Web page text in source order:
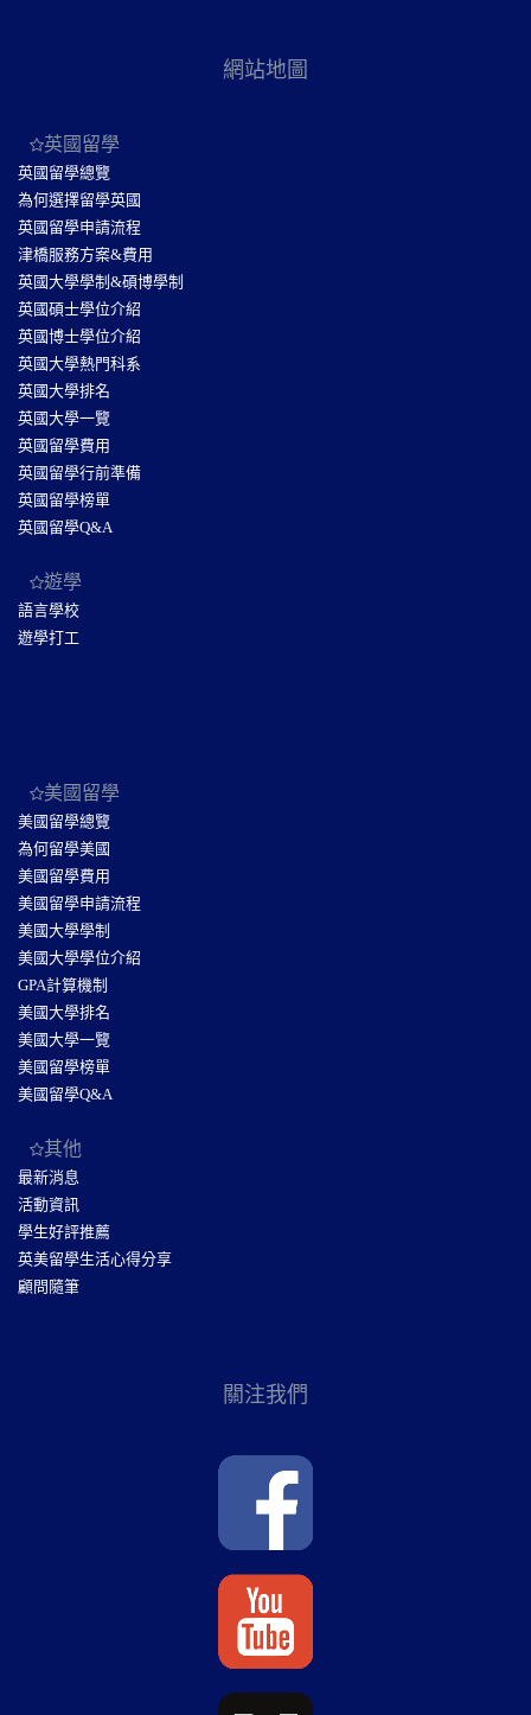
網站地圖
英國留學
英國留學總覽
為何選擇留學英國
英國留學申請流程
津橋服務方案&費用
英國大學學制&碩博學制
英國碩士學位介紹
英國博士學位介紹
英國大學熱門科系
英國大學排名
英國大學一覽
英國留學費用
英國留學行前準備
英國留學榜單
英國留學Q&A
遊學
語言學校
遊學打工
美國留學
美國留學總覽
為何留學美國
美國留學費用
美國留學申請流程
美國大學學制
美國大學學位介紹
GPA計算機制
美國大學排名
美國大學一覽
美國留學榜單
美國留學Q&A
其他
最新消息
活動資訊
學生好評推薦
英美留學生活心得分享
顧問隨筆
關注我們